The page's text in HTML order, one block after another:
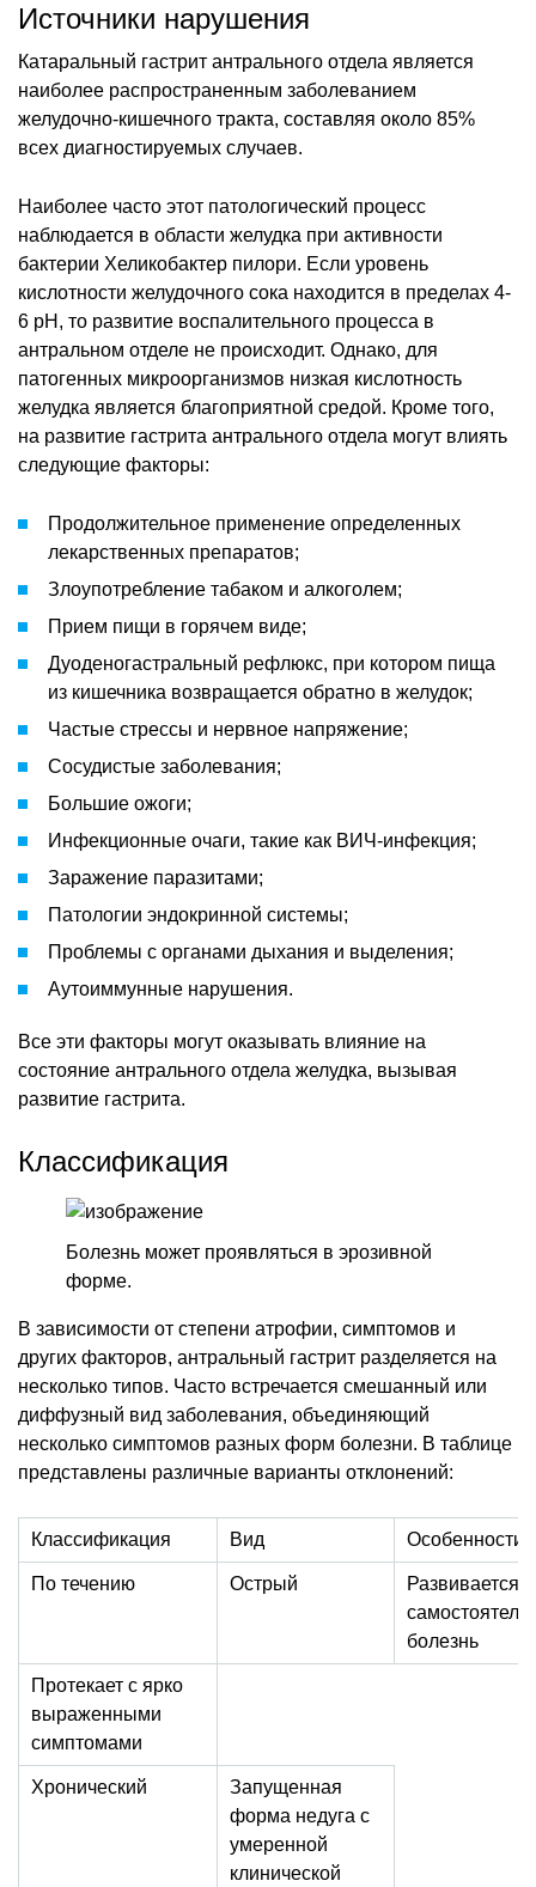
Источники нарушения
Катаральный гастрит антрального отдела является
наиболее распространенным заболеванием
желудочно-кишечного тракта, составляя около 85%
всех диагностируемых случаев.
Наиболее часто этот патологический процесс
наблюдается в области желудка при активности
бактерии Хеликобактер пилори. Если уровень
кислотности желудочного сока находится в пределах 4-
6 pH, то развитие воспалительного процесса в
антральном отделе не происходит. Однако, для
патогенных микроорганизмов низкая кислотность
желудка является благоприятной средой. Кроме того,
на развитие гастрита антрального отдела могут влиять
следующие факторы:
Продолжительное применение определенных
лекарственных препаратов;
Злоупотребление табаком и алкоголем;
Прием пищи в горячем виде;
Дуоденогастральный рефлюкс, при котором пища
из кишечника возвращается обратно в желудок;
Частые стрессы и нервное напряжение;
Сосудистые заболевания;
Большие ожоги;
Инфекционные очаги, такие как ВИЧ-инфекция;
Заражение паразитами;
Патологии эндокринной системы;
Проблемы с органами дыхания и выделения;
Аутоиммунные нарушения.
Все эти факторы могут оказывать влияние на
состояние антрального отдела желудка, вызывая
развитие гастрита.
Классификация
Болезнь может проявляться в эрозивной
форме.
В зависимости от степени атрофии, симптомов и
других факторов, антральный гастрит разделяется на
несколько типов. Часто встречается смешанный или
диффузный вид заболевания, объединяющий
несколько симптомов разных форм болезни. В таблице
представлены различные варианты отклонений:
Классификация Вид Особенности
По течению Острый
Развивается
болезнь
Протекает с ярко
выраженными
симптомами
Хронический
Запущенная
форма недуга с
умеренной
клинической